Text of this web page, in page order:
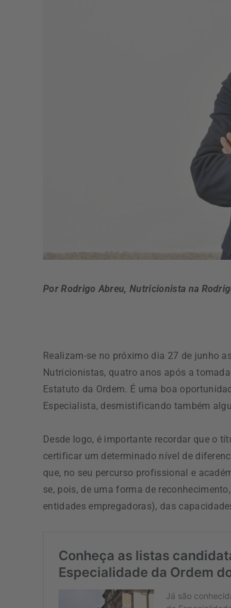
Por Rodrigo Abreu,Nutricionista na
Realizam-se no próximo dia 27 de junho
Nutricionistas, quatro anos após a
Estatuto da Ordem. É uma boa
Especialista, desmistificando também
Desde logo, é importante recordar que o
certificar um determinado nível de
que, no seu percurso profissional e
se, pois, de uma forma de
entidades empregadoras), das